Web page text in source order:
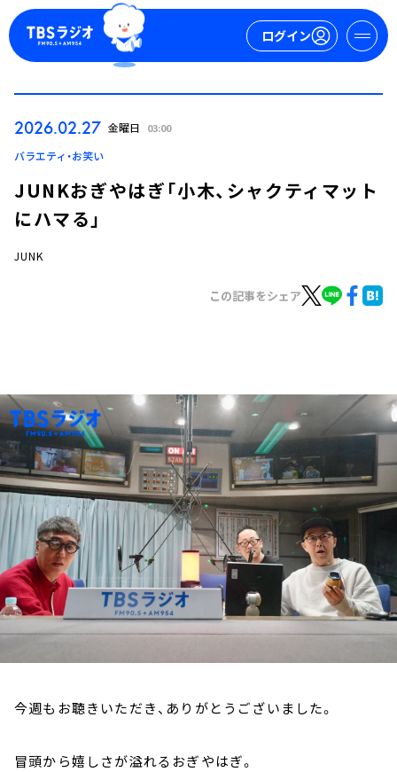
ログイン
ログイン
お知らせ
イベント・グッズ
YouTube
会社情報
2026.02.27 金曜日 03:00
バラエティ・お笑い
JUNKおぎやはぎ「小木、シャクティマット
にハマる」
JUNK
この記事をシェア
今週もお聴きいただき、ありがとうございました。
冒頭から嬉しさが溢れるおぎやはぎ。